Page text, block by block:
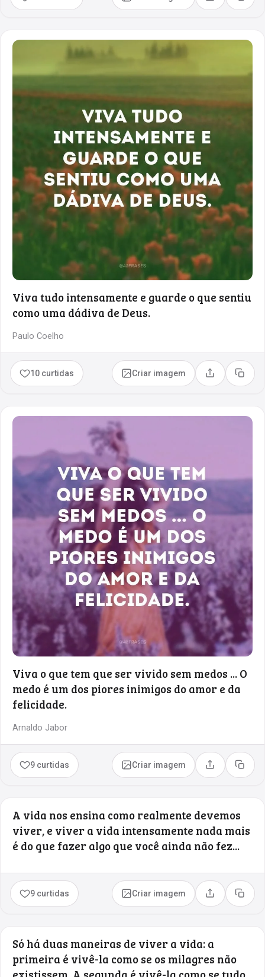
Viva tudo intensamente e guarde o que sentiu
como uma dádiva de Deus.
Paulo Coelho
10 curtidas Criar imagem Compartilhar
Copiar
Viva o que tem que ser vivido sem medos ... O
medo é um dos piores inimigos do amor e da
felicidade.
Arnaldo Jabor
9 curtidas Criar imagem Compartilhar
Copiar
A vida nos ensina como realmente devemos
viver, e viver a vida intensamente nada mais
é do que fazer algo que você ainda não fez...
9 curtidas Criar imagem Compartilhar
Copiar
Só há duas maneiras de viver a vida: a
primeira é vivê-la como se os milagres não